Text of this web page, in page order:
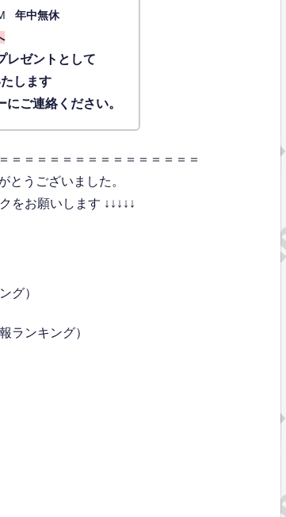
年中無休
レゼントとして
します
ご連絡ください。
＝＝＝＝＝＝＝＝＝＝＝＝＝＝＝
とうございました。
をお願いします ↓↓↓↓↓
グ）
ランキング）